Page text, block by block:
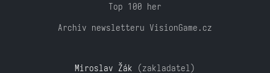
Top 100 her
Archiv newsletteru VisionGame.cz
Miroslav Žák (zakladatel)